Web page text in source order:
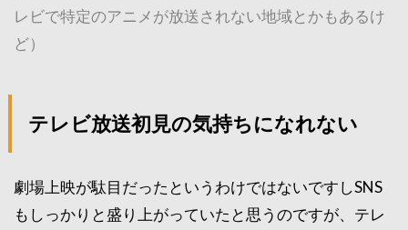
レビで特定のアニメが放送されない地域とかもあるけ
ど）
テレビ放送初見の気持ちになれない
劇場上映が駄目だったというわけではないですしSNS
もしっかりと盛り上がっていたと思うのですが、テレ